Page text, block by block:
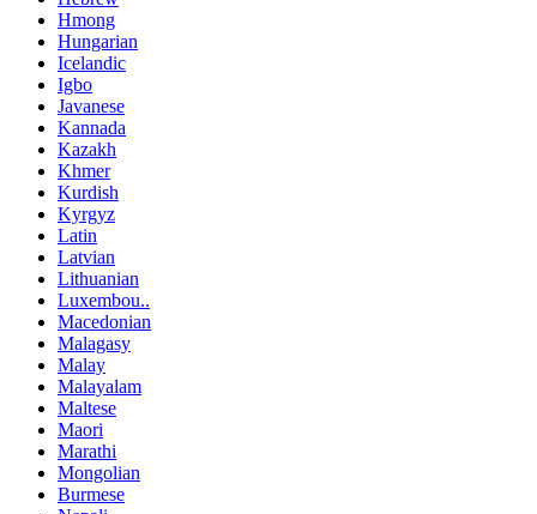
Hmong
Hungarian
Icelandic
Igbo
Javanese
Kannada
Kazakh
Khmer
Kurdish
Kyrgyz
Latin
Latvian
Lithuanian
Luxembou..
Macedonian
Malagasy
Malay
Malayalam
Maltese
Maori
Marathi
Mongolian
Burmese